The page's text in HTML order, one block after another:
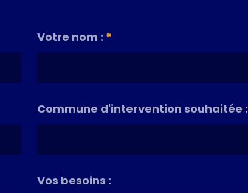
Votre nom : *
Commune d'intervention souhaitée :
Vos besoins :